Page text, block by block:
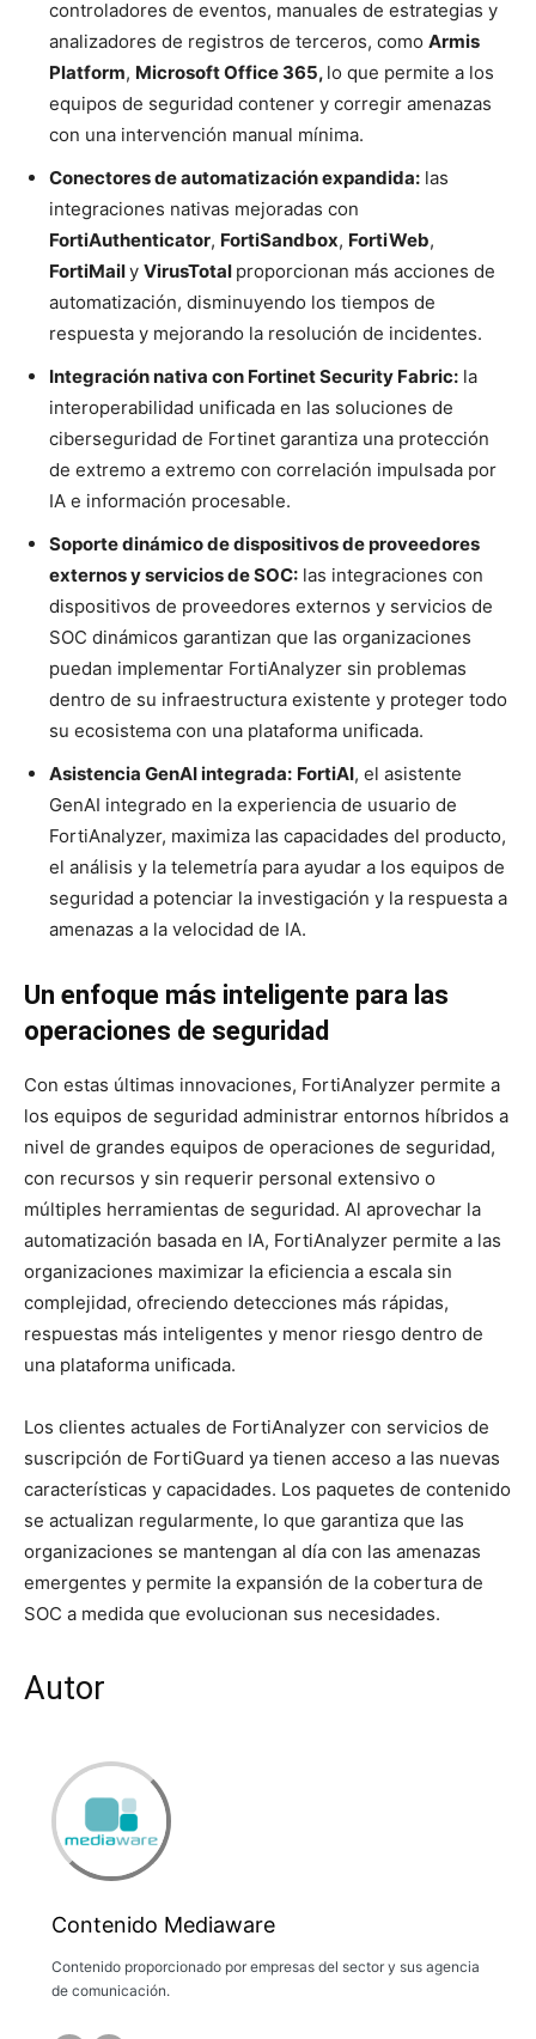
controladores de eventos, manuales de estrategias y
analizadores de registros de terceros, como Armis
Platform, Microsoft Office 365, lo que permite a los
equipos de seguridad contener y corregir amenazas
con una intervención manual mínima.
Conectores de automatización expandida: las
integraciones nativas mejoradas con
FortiAuthenticator, FortiSandbox, FortiWeb,
FortiMaily VirusTotal proporcionan más acciones de
automatización, disminuyendo los tiempos de
respuesta y mejorando la resolución de incidentes.
Integración nativa con Fortinet Security Fabric: la
interoperabilidad unificada en las soluciones de
ciberseguridad de Fortinet garantiza una protección
de extremo a extremo con correlación impulsada por
IA e información procesable.
Soporte dinámico de dispositivos de proveedores
externos y servicios de SOC: las integraciones con
dispositivos de proveedores externos y servicios de
SOC dinámicos garantizan que las organizaciones
puedan implementar FortiAnalyzer sin problemas
dentro de su infraestructura existente y proteger todo
su ecosistema con una plataforma unificada.
Asistencia GenAI integrada: FortiAI, el asistente
GenAI integrado en la experiencia de usuario de
FortiAnalyzer, maximiza las capacidades del producto,
el análisis y la telemetría para ayudar a los equipos de
seguridad a potenciar la investigación y la respuesta a
amenazas a la velocidad de IA.
Un enfoque más inteligente para las
operaciones de seguridad
Con estas últimas innovaciones, FortiAnalyzer permite a
los equipos de seguridad administrar entornos híbridos a
nivel de grandes equipos de operaciones de seguridad,
con recursos y sin requerir personal extensivo o
múltiples herramientas de seguridad. Al aprovechar la
automatización basada en IA, FortiAnalyzer permite a las
organizaciones maximizar la eficiencia a escala sin
complejidad, ofreciendo detecciones más rápidas,
respuestas más inteligentes y menor riesgo dentro de
una plataforma unificada.
Los clientes actuales de FortiAnalyzer con servicios de
suscripción de FortiGuard ya tienen acceso a las nuevas
características y capacidades. Los paquetes de contenido
se actualizan regularmente, lo que garantiza que las
organizaciones se mantengan al día con las amenazas
emergentes y permite la expansión de la cobertura de
SOC a medida que evolucionan sus necesidades.
Autor
Contenido Mediaware
Contenido proporcionado por empresas del sector y sus agencia
de comunicación.